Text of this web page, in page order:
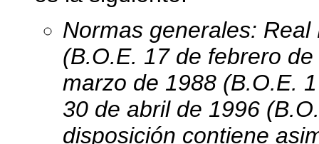
Normas generales:
(B.O.E. 17 de febrero
marzo de 1988 (B.O.E.
30 de abril de 1996
disposición contiene